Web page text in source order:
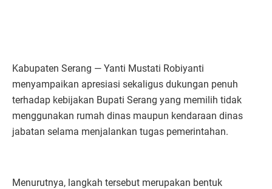
Kabupaten Serang — Yanti Mustati Robiyanti
menyampaikan apresiasi sekaligus dukungan penuh
terhadap kebijakan Bupati Serang yang memilih tidak
menggunakan rumah dinas maupun kendaraan dinas
jabatan selama menjalankan tugas pemerintahan.
Menurutnya, langkah tersebut merupakan bentuk